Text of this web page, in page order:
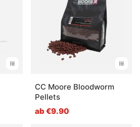
CC Moore Bloodworm
Pellets
ab €9.90